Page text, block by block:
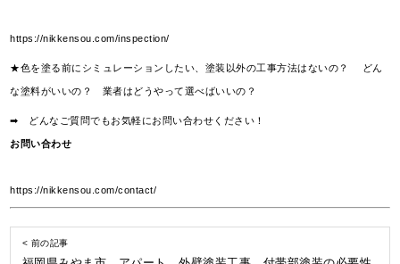
https://nikkensou.com/inspection/
★色を塗る前にシミュレーションしたい、塗装以外の工事方法はないの？ どん
な塗料がいいの？ 業者はどうやって選べばいいの？
➡ どんなご質問でもお気軽にお問い合わせください！
お問い合わせ
https://nikkensou.com/contact/
< 前の記事